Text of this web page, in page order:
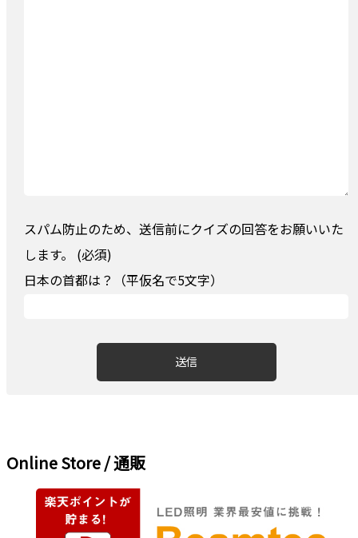
スパム防止のため、送信前にクイズの回答をお願いいた
します。 (必須)
日本の首都は？（平仮名で5文字）
Online Store / 通販